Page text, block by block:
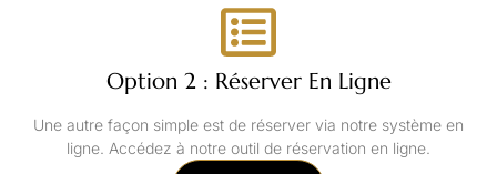
Option 2 : Réserver En Ligne
Une autre façon simple est de réserver via notre système en
ligne. Accédez à notre outil de réservation en ligne.